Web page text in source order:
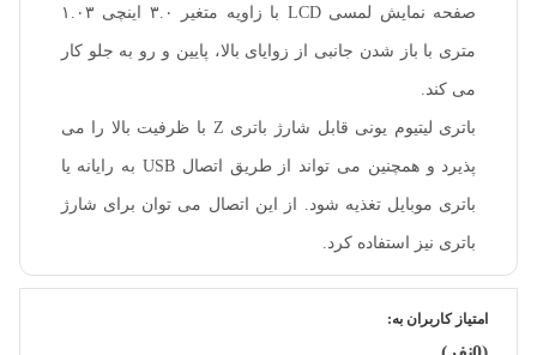
صفحه نمایش لمسی LCD با زاویه متغیر ۳.۰ اینچی ۱.۰۳
متری با باز شدن جانبی از زوایای بالا، پایین و رو به جلو کار
می کند.
باتری لیتیوم یونی قابل شارژ باتری Z با ظرفیت بالا را می
پذیرد و همچنین می تواند از طریق اتصال USB به رایانه یا
باتری موبایل تغذیه شود. از این اتصال می توان برای شارژ
باتری نیز استفاده کرد.
امتیاز کاربران به: